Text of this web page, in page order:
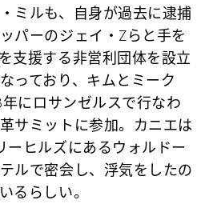
ミルも、自身が過去に逮捕
パーのジェイ・Zらと手を
支援する非営利団体を設立
っており、キムとミーク
にロサンゼルスで行なわ
サミットに参加。カニエは
ーヒルズにあるウォルドー
ルで密会し、浮気をしたの
るらしい。